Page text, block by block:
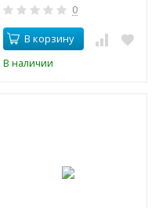
0
В корзину
В наличии